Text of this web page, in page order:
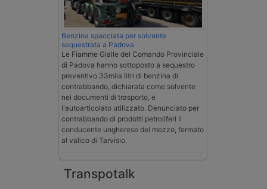
Benzina spacciata per solvente
sequestrata a Padova
Le Fiamme Gialle del Comando Provinciale
di Padova hanno sottoposto a sequestro
preventivo 33mila litri di benzina di
contrabbando, dichiarata come solvente
nei documenti di trasporto, e
l'autoarticolato utilizzato. Denunciato per
contrabbando di prodotti petroliferi il
conducente ungherese del mezzo, fermato
al valico di Tarvisio.
Transpotalk